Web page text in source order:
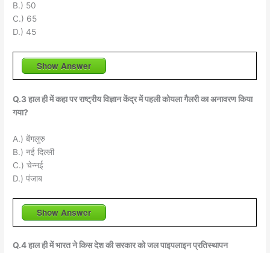
B.) 50
C.) 65
D.) 45
Show Answer
Q.3 हाल ही में कहा पर राष्ट्रीय विज्ञान केंद्र में पहली कोयला गैलरी का अनावरण किया
गया?
A.) बेंगलुरु
B.) नई दिल्ली
C.) चेन्नई
D.) पंजाब
Show Answer
Q.4 हाल ही में भारत ने किस देश की सरकार को जल पाइपलाइन प्रतिस्थापन